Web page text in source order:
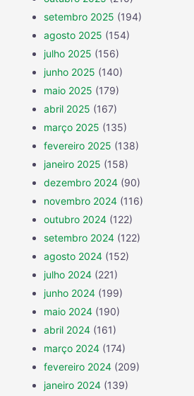
setembro 2025 (194)
agosto 2025 (154)
julho 2025 (156)
junho 2025 (140)
maio 2025 (179)
abril 2025 (167)
março 2025 (135)
fevereiro 2025 (138)
janeiro 2025 (158)
dezembro 2024 (90)
novembro 2024 (116)
outubro 2024 (122)
setembro 2024 (122)
agosto 2024 (152)
julho 2024 (221)
junho 2024 (199)
maio 2024 (190)
abril 2024 (161)
março 2024 (174)
fevereiro 2024 (209)
janeiro 2024 (139)